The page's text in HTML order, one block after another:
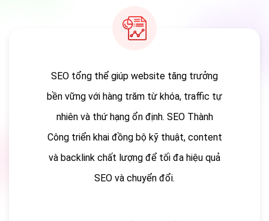
SEO tổng thể giúp website tăng trưởng
bền vững với hàng trăm từ khóa, traffic tự
nhiên và thứ hạng ổn định. SEO Thành
Công triển khai đồng bộ kỹ thuật, content
và backlink chất lượng để tối đa hiệu quả
SEO và chuyển đổi.